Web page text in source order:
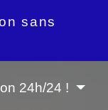
sans
24h/24 !